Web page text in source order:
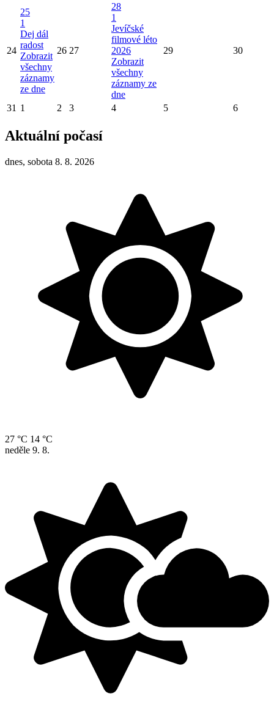
24
25
1
Dej dál
radost
Zobrazit
všechny
záznamy
ze dne
26 27
28
1
Jevíčské
filmové léto
2026
Zobrazit
všechny
záznamy ze
dne
29 30
31 1 2 3 4 5 6
Aktuální počasí
dnes, sobota 8. 8. 2026
27 °C 14 °C
neděle 9. 8.